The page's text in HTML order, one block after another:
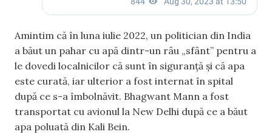
Amintim că în luna iulie 2022, un politician din India
a băut un pahar cu apă dintr-un râu „sfânt” pentru a
le dovedi localnicilor că sunt în siguranță şi că apa
este curată, iar ulterior a fost internat în spital
după ce s-a îmbolnăvit. Bhagwant Mann a fost
transportat cu avionul la New Delhi după ce a băut
apa poluată din Kali Bein.